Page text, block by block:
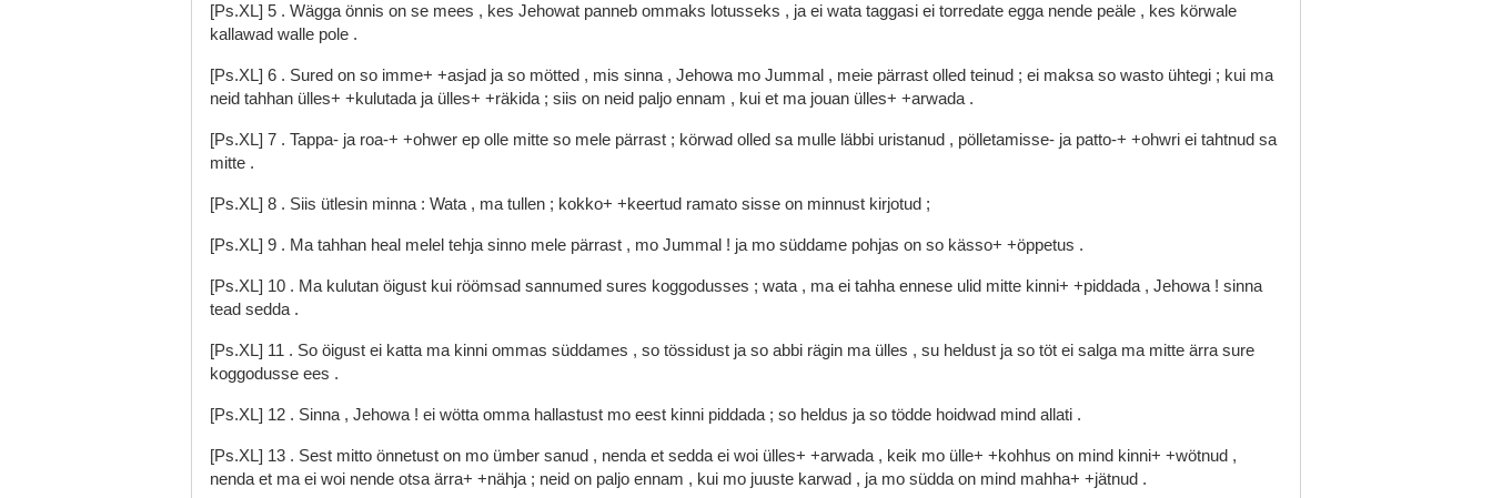
[Ps.XL] 5 . Wägga önnis on se mees , kes Jehowat panneb ommaks lotusseks , ja ei wata taggasi ei torredate egga nende peäle , kes körwale
kallawad walle pole .
[Ps.XL] 6 . Sured on so imme+ +asjad ja so mötted , mis sinna , Jehowa mo Jummal , meie pärrast olled teinud ; ei maksa so wasto ühtegi ; kui ma
neid tahhan ülles+ +kulutada ja ülles+ +räkida ; siis on neid paljo ennam , kui et ma jouan ülles+ +arwada .
[Ps.XL] 7 . Tappa- ja roa-+ +ohwer ep olle mitte so mele pärrast ; körwad olled sa mulle läbbi uristanud , pölletamisse- ja patto-+ +ohwri ei tahtnud sa
mitte .
[Ps.XL] 8 . Siis ütlesin minna : Wata , ma tullen ; kokko+ +keertud ramato sisse on minnust kirjotud ;
[Ps.XL] 9 . Ma tahhan heal melel tehja sinno mele pärrast , mo Jummal ! ja mo süddame pohjas on so kässo+ +öppetus .
[Ps.XL] 10 . Ma kulutan öigust kui röömsad sannumed sures koggodusses ; wata , ma ei tahha ennese ulid mitte kinni+ +piddada , Jehowa ! sinna
tead sedda .
[Ps.XL] 11 . So öigust ei katta ma kinni ommas süddames , so tössidust ja so abbi rägin ma ülles , su heldust ja so töt ei salga ma mitte ärra sure
koggodusse ees .
[Ps.XL] 12 . Sinna , Jehowa ! ei wötta omma hallastust mo eest kinni piddada ; so heldus ja so tödde hoidwad mind allati .
[Ps.XL] 13 . Sest mitto önnetust on mo ümber sanud , nenda et sedda ei woi ülles+ +arwada , keik mo ülle+ +kohhus on mind kinni+ +wötnud ,
nenda et ma ei woi nende otsa ärra+ +nähja ; neid on paljo ennam , kui mo juuste karwad , ja mo südda on mind mahha+ +jätnud .